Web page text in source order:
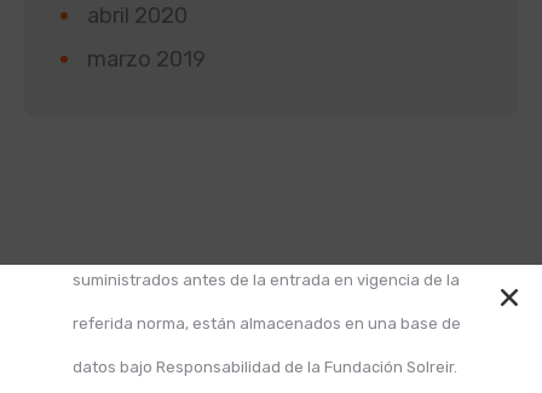
abril 2020
marzo 2019
suministrados antes de la entrada en vigencia de la
referida norma, están almacenados en una base de
datos bajo Responsabilidad de la Fundación Solreir.